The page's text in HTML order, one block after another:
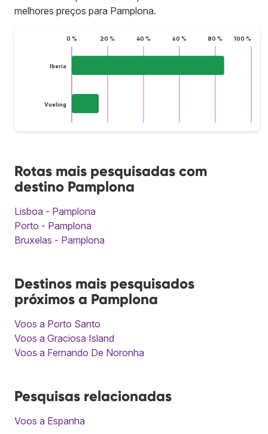
melhores preços para Pamplona.
0 % 20 % 40 % 60 % 80 % 100 %
Iberia
Vueling
Rotas mais pesquisadas com
destino Pamplona
Lisboa - Pamplona
Porto - Pamplona
Bruxelas - Pamplona
Destinos mais pesquisados
próximos a Pamplona
Voos a Porto Santo
Voos a Graciosa Island
Voos a Fernando De Noronha
Pesquisas relacionadas
Voos a Espanha